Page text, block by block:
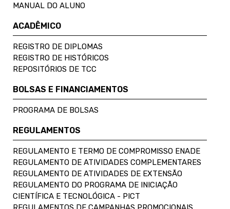
MANUAL DO ALUNO
ACADÊMICO
REGISTRO DE DIPLOMAS
REGISTRO DE HISTÓRICOS
REPOSITÓRIOS DE TCC
BOLSAS E FINANCIAMENTOS
PROGRAMA DE BOLSAS
REGULAMENTOS
REGULAMENTO E TERMO DE COMPROMISSO ENADE
REGULAMENTO DE ATIVIDADES COMPLEMENTARES
REGULAMENTO DE ATIVIDADES DE EXTENSÃO
REGULAMENTO DO PROGRAMA DE INICIAÇÃO
CIENTÍFICA E TECNOLÓGICA - PICT